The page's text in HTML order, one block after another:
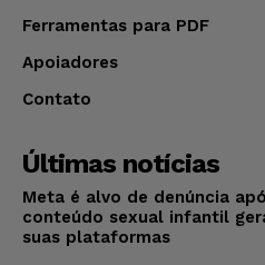
Ferramentas para PDF
Apoiadores
Contato
Últimas notícias
Meta é alvo de denúncia
conteúdo sexual infantil
suas plataformas